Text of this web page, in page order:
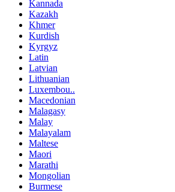
Kannada
Kazakh
Khmer
Kurdish
Kyrgyz
Latin
Latvian
Lithuanian
Luxembou..
Macedonian
Malagasy
Malay
Malayalam
Maltese
Maori
Marathi
Mongolian
Burmese